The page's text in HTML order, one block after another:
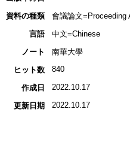
資料の種類
會議論文=Proceeding
言語
中文=Chinese
ノート
南華大學
ヒット数
840
作成日 2022.10.17
更新日期 2022.10.17